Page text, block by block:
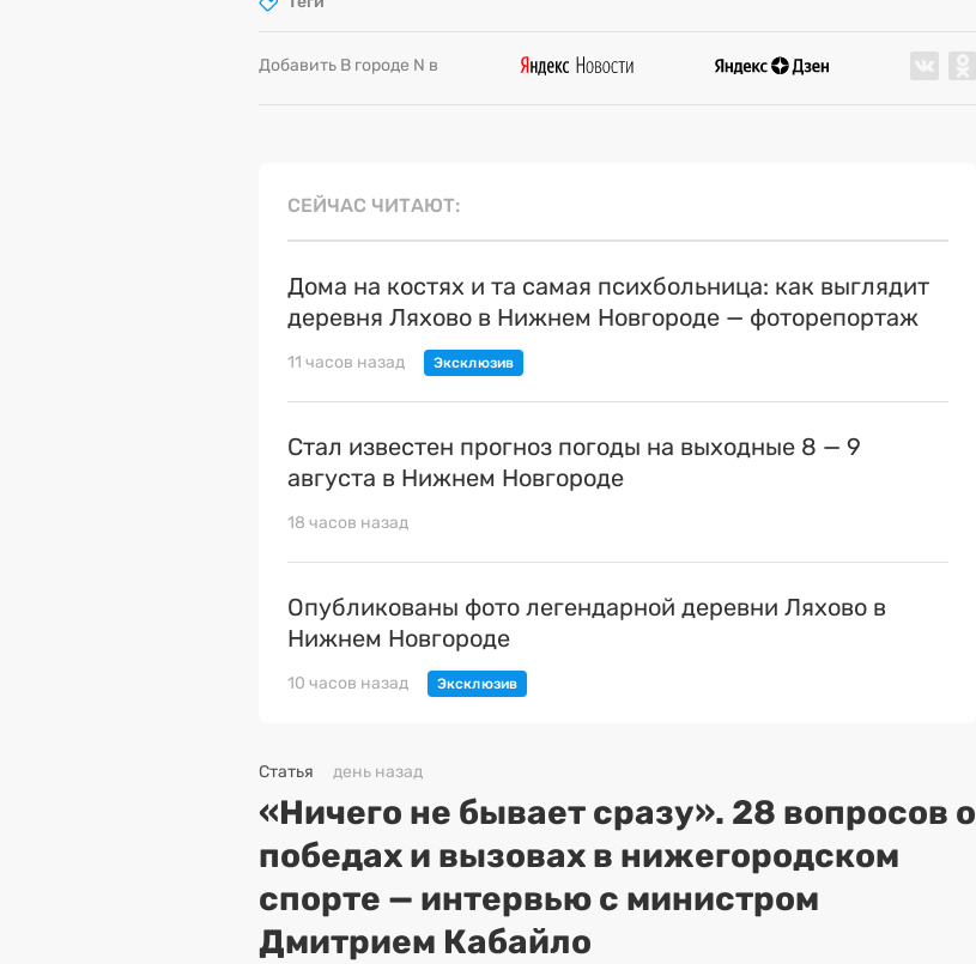
Добавить В городе N в
СЕЙЧАС ЧИТАЮТ
Дома на костях и та самая психбольница: как выглядит
деревня Ляхово в Нижнем Новгороде — фоторепортаж
11 часов назад
Стал известен прогноз погоды на выходные 8 — 9
августа в Нижнем Новгороде
18 часов назад
Опубликованы фото легендарной деревни Ляхово в
Нижнем Новгороде
10 часов назад
Статья день назад
«Ничего не бывает сразу». 28 вопросов о
победах и вызовах в нижегородском
спорте — интервью с министром
Дмитрием Кабайло